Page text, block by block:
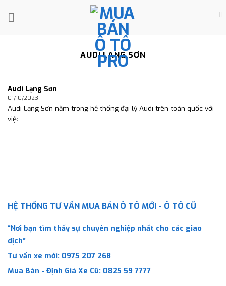
AUDI LẠNG SƠN
Audi Lạng Sơn
01/10/2023
Audi Lạng Sơn nằm trong hệ thống đại lý Audi trên toàn quốc với
việc...
HỆ THỐNG TƯ VẤN MUA BÁN Ô TÔ MỚI - Ô TÔ CŨ
“Nơi bạn tìm thấy sự chuyên nghiệp nhất cho các giao
dịch”
Tư vấn xe mới: 0975 207 268
Mua Bán - Định Giá Xe Cũ: 0825 59 7777